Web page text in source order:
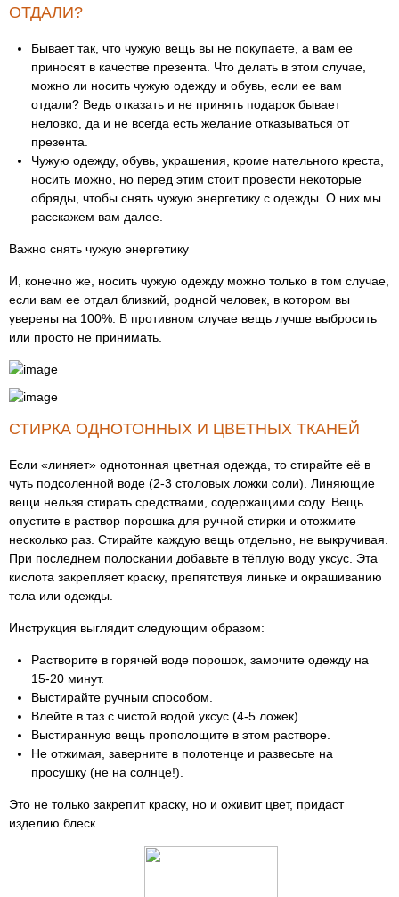
ОТДАЛИ?
Бывает так, что чужую вещь вы не покупаете, а вам ее
приносят в качестве презента. Что делать в этом случае,
можно ли носить чужую одежду и обувь, если ее вам
отдали? Ведь отказать и не принять подарок бывает
неловко, да и не всегда есть желание отказываться от
презента.
Чужую одежду, обувь, украшения, кроме нательного креста,
носить можно, но перед этим стоит провести некоторые
обряды, чтобы снять чужую энергетику с одежды. О них мы
расскажем вам далее.
Важно снять чужую энергетику
И, конечно же, носить чужую одежду можно только в том случае,
если вам ее отдал близкий, родной человек, в котором вы
уверены на 100%. В противном случае вещь лучше выбросить
или просто не принимать.
СТИРКА ОДНОТОННЫХ И ЦВЕТНЫХ ТКАНЕЙ
Если «линяет» однотонная цветная одежда, то стирайте её в
чуть подсоленной воде (2-3 столовых ложки соли). Линяющие
вещи нельзя стирать средствами, содержащими соду. Вещь
опустите в раствор порошка для ручной стирки и отожмите
несколько раз. Стирайте каждую вещь отдельно, не выкручивая.
При последнем полоскании добавьте в тёплую воду уксус. Эта
кислота закрепляет краску, препятствуя линьке и окрашиванию
тела или одежды.
Инструкция выглядит следующим образом:
Растворите в горячей воде порошок, замочите одежду на
15-20 минут.
Выстирайте ручным способом.
Влейте в таз с чистой водой уксус (4-5 ложек).
Выстиранную вещь прополощите в этом растворе.
Не отжимая, заверните в полотенце и развесьте на
просушку (не на солнце!).
Это не только закрепит краску, но и оживит цвет, придаст
изделию блеск.